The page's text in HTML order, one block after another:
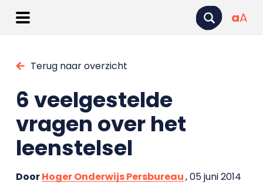
aA
Terug naar overzicht
6 veelgestelde
vragen over het
leenstelsel
DoorHoger Onderwijs Persbureau, 05 juni 2014